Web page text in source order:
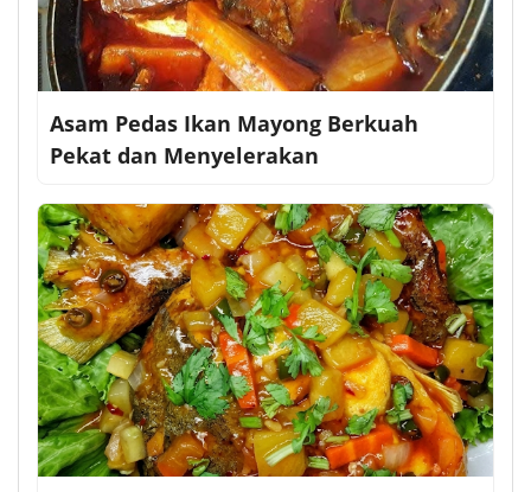
Asam Pedas Ikan Mayong Berkuah
Pekat dan Menyelerakan